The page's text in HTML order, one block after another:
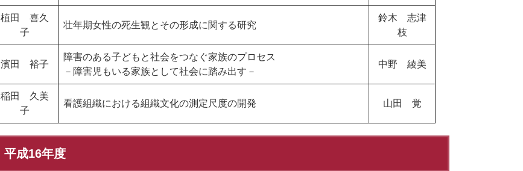
植田 喜久
子
壮年期女性の死生観とその形成に関する研究
鈴木 志津
枝
濱田 裕子
障害のある子どもと社会をつなぐ家族のプロセス
－障害児もいる家族として社会に踏み出す－
中野 綾美
稲田 久美
子
看護組織における組織文化の測定尺度の開発 山田 覚
平成16年度